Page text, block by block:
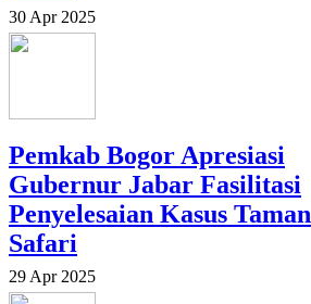
30 Apr 2025
Pemkab Bogor Apresiasi
Gubernur Jabar Fasilitasi
Penyelesaian Kasus Taman
Safari
29 Apr 2025